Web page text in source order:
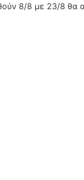
8/8 με 23/8 θα